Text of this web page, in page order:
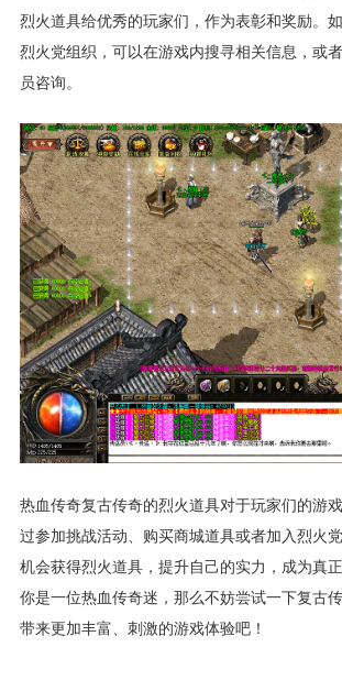
烈火道具给优秀的玩家们，作为表彰和奖励。
烈火党组织，可以在游戏内搜寻相关信息，或
员咨询。
热血传奇复古传奇的烈火道具对于玩家们的游
过参加挑战活动、购买商城道具或者加入烈火
机会获得烈火道具，提升自己的实力，成为真
你是一位热血传奇迷，那么不妨尝试一下复古
带来更加丰富、刺激的游戏体验吧！